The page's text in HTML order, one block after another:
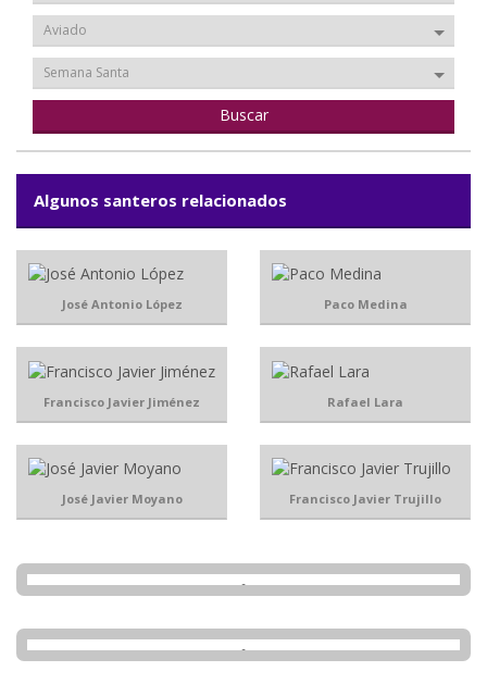
Aviado
Semana Santa
Algunos santeros relacionados
José Antonio López Paco Medina
Francisco Javier Jiménez Rafael Lara
José Javier Moyano Francisco Javier Trujillo